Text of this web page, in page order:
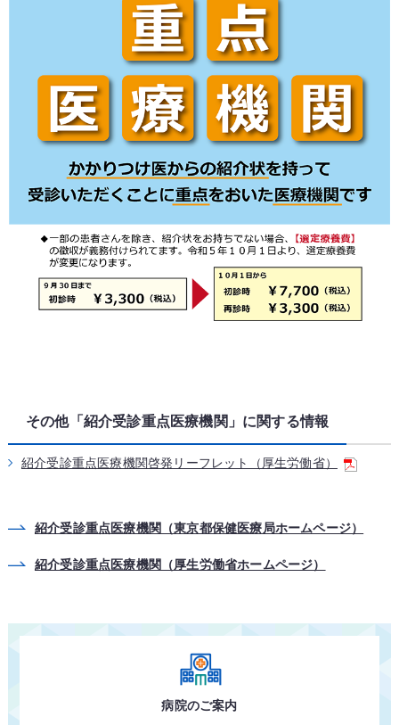
その他「紹介受診重点医療機関」に関する情報
紹介受診重点医療機関啓発リーフレット（厚生労働省）
紹介受診重点医療機関（東京都保健医療局ホームページ）
紹介受診重点医療機関（厚生労働省ホームページ）
病院のご案内